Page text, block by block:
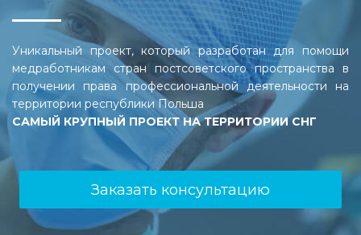
Уникальный проект, который разработан для помощи
медработникам стран постсоветского пространства в
получении права профессиональной деятельности на
территории республики Польша
САМЫЙ КРУПНЫЙ ПРОЕКТ НА ТЕРРИТОРИИ СНГ
Заказать консультацию